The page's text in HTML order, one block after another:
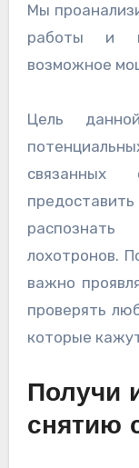
Мы
работы и
возможное
Цель
лохотронов.
важно
проверять
которые
Получи
снятию